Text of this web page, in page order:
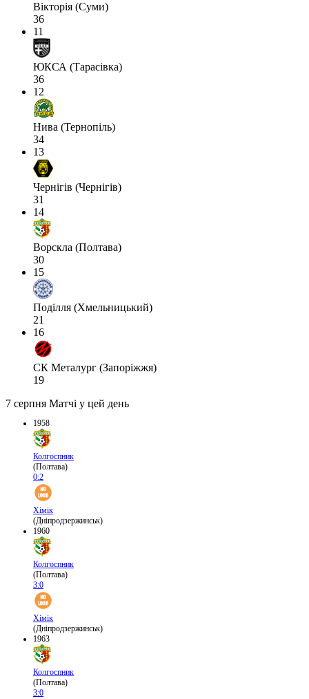
Вікторія (Суми)
36
11
ЮКСА (Тарасівка)
36
12
Нива (Тернопіль)
34
13
Чернігів (Чернігів)
31
14
Ворскла (Полтава)
30
15
Поділля (Хмельницький)
21
16
СК Металург (Запоріжжя)
19
7 серпня Матчі у цей день
1958
Колгоспник
(Полтава)
0:2
Хімік
(Дніпродзержинськ)
1960
Колгоспник
(Полтава)
3:0
Хімік
(Дніпродзержинськ)
1963
Колгоспник
(Полтава)
3:0